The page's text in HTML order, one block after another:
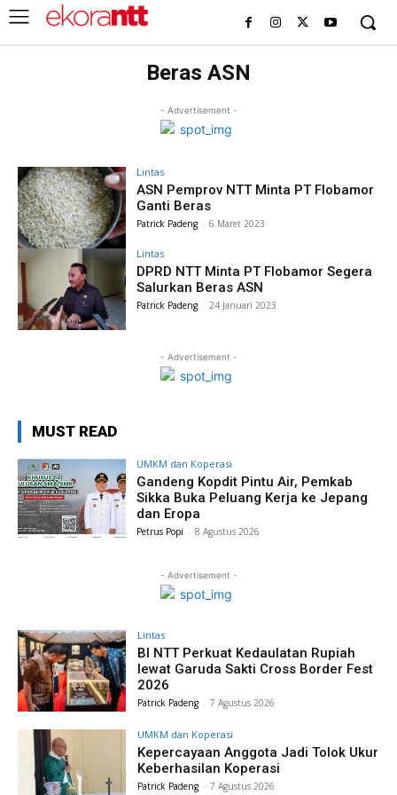
Beras ASN
- Advertisement -
Lintas
ASN Pemprov NTT Minta PT Flobamor
Ganti Beras
Patrick Padeng - 6 Maret 2023
Lintas
DPRD NTT Minta PT Flobamor Segera
Salurkan Beras ASN
Patrick Padeng - 24 Januari 2023
- Advertisement -
MUST READ
UMKM dan Koperasi
Gandeng Kopdit Pintu Air, Pemkab
Sikka Buka Peluang Kerja ke Jepang
dan Eropa
Petrus Popi - 8 Agustus 2026
- Advertisement -
Lintas
BI NTT Perkuat Kedaulatan Rupiah
lewat Garuda Sakti Cross Border Fest
2026
Patrick Padeng - 7 Agustus 2026
UMKM dan Koperasi
Kepercayaan Anggota Jadi Tolok Ukur
Keberhasilan Koperasi
Patrick Padeng - 7 Agustus 2026